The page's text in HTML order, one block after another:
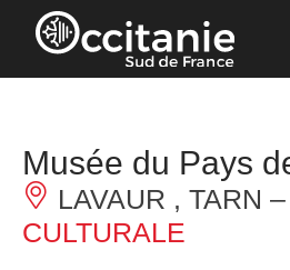
Pannello di gestione dei cookies
Musée du Pays
LAVAUR , TARN –
CULTURALE